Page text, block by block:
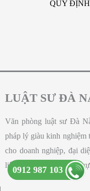
QUY
LUẬT SƯ ĐÀ
Văn phòng luật sư Đà
pháp lý giàu kinh nghiệm
cho doanh nghiệp, đại
liên quan trong các lĩnh
0912 987 103